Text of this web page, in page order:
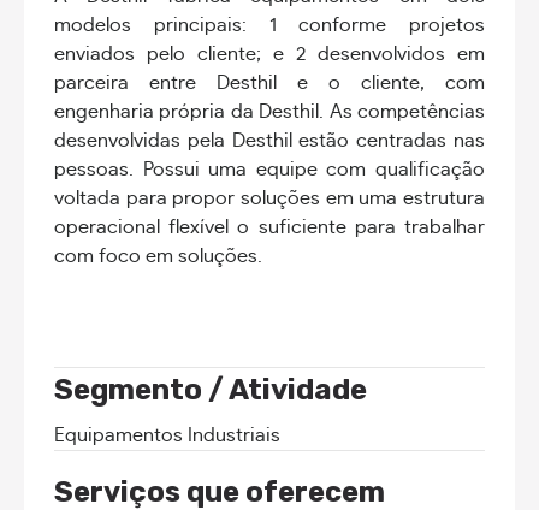
modelos principais: 1 conforme projetos
enviados pelo cliente; e 2 desenvolvidos em
parceira entre Desthil e o cliente, com
engenharia própria da Desthil. As competências
desenvolvidas pela Desthil estão centradas nas
pessoas. Possui uma equipe com qualificação
voltada para propor soluções em uma estrutura
operacional flexível o suficiente para trabalhar
com foco em soluções.
Segmento / Atividade
Equipamentos Industriais
Serviços que oferecem